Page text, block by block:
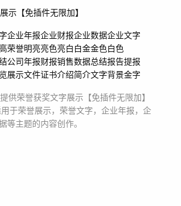
企业年报企业财报企业数据企业文字
荣誉明亮亮色亮白 白金金色白色
公司年报财报销售数据总结报告提报
展示文件证书介绍简介文字背景金字
供荣誉获奖文字展示【免插件无限加】
于荣誉展示，荣誉文字，企业年报，企
等主题的内容创作。